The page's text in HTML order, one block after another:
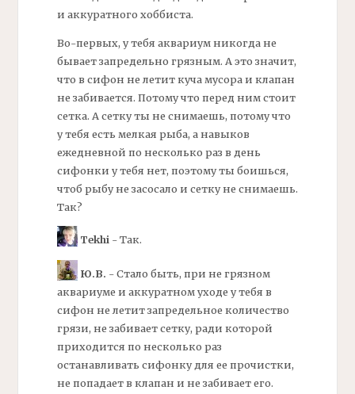
и аккуратного хоббиста.
Во-первых, у тебя аквариум никогда не
бывает запредельно грязным. А это значит,
что в сифон не летит куча мусора и клапан
не забивается. Потому что перед ним стоит
сетка. А сетку ты не снимаешь, потому что
у тебя есть мелкая рыба, а навыков
ежедневной по несколько раз в день
сифонки у тебя нет, поэтому ты боишься,
чтоб рыбу не засосало и сетку не снимаешь.
Так?
Tekhi- Так.
Ю.В. - Стало быть, при не грязном
аквариуме и аккуратном уходе у тебя в
сифон не летит запредельное количество
грязи, не забивает сетку, ради которой
приходится по несколько раз
останавливать сифонку для ее прочистки,
не попадает в клапан и не забивает его.